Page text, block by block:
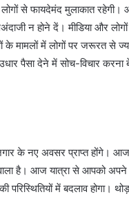
से फायदेमंद मुलाकात
न होने दें। मीडिया और
के मामलों में लोगों पर जरूरत से
पैसा देने में सोच-विचार करना
के नए अवसर प्राप्त होंगे।
है। आज यात्रा से आपको अपने
में बदलाव होगा।